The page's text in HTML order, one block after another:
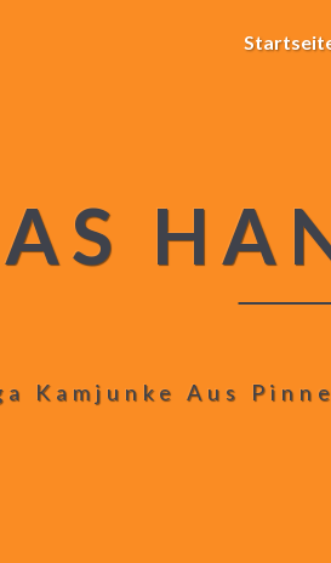
Kamjunke Aus